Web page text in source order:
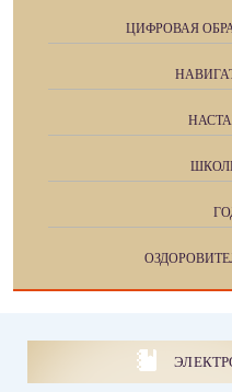
ЦИФРОВАЯ